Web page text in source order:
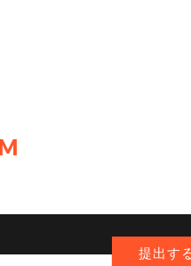
め、JBLバッグの単独の費